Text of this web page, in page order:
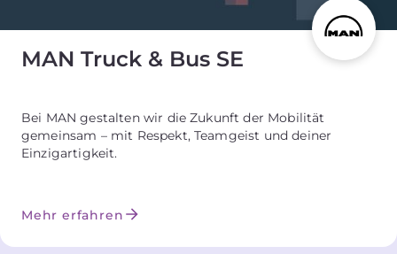
MAN Truck & Bus SE
Bei MAN gestalten wir die Zukunft der Mobilität
gemeinsam – mit Respekt, Teamgeist und deiner
Einzigartigkeit.
Mehr erfahren